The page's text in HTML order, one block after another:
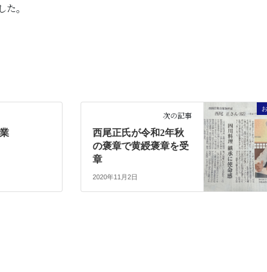
。
次の記事
西尾正氏が令和2年秋
の褒章で黄綬褒章を受
章
2020年11月2日